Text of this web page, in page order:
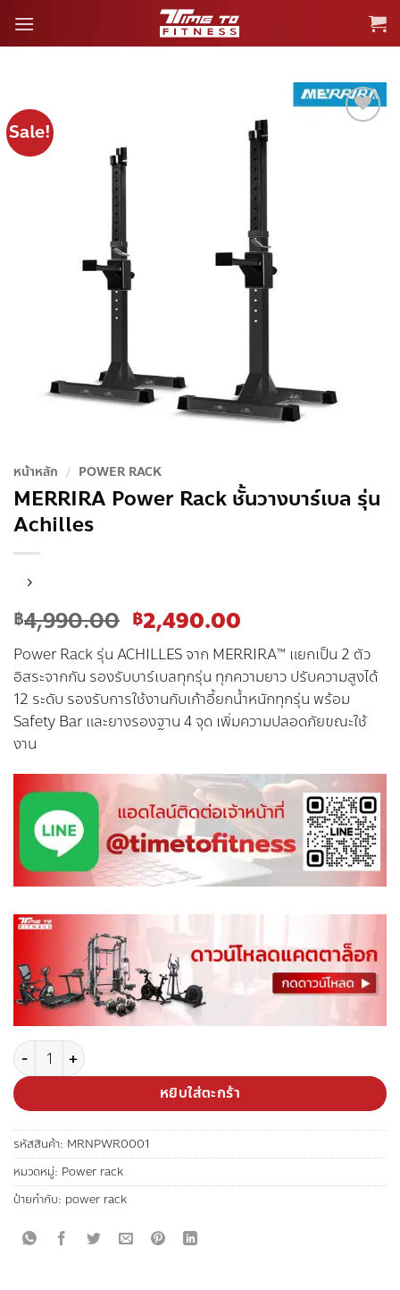
Sale!
หน้าหลัก / POWER RACK
MERRIRA Power Rack ชั้นวางบาร์เบล รุ่น
Achilles
฿4,990.00 Original
price
was:
฿4,990.00.
฿2,490.00
price
is:
฿2,490.00.
Power Rack รุ่น ACHILLES จาก MERRIRA™ แยกเป็น 2 ตัว
อิสระจากกัน รองรับบาร์เบลทุกรุ่น ทุกความยาว ปรับความสูงได้
12 ระดับ รองรับการใช้งานกับเก้าอี้ยกน้ำหนักทุกรุ่น พร้อม
Safety Bar และยางรองฐาน 4 จุด เพิ่มความปลอดภัยขณะใช้
งาน
จำนวน MERRIRA Power Rack ชั้นวางบาร์เบล รุ่น Achilles ชิ้น
หยิบใส่ตะกร้า
รหัสสินค้า: MRNPWR0001
หมวดหมู่: Power rack
ป้ายกำกับ: power rack